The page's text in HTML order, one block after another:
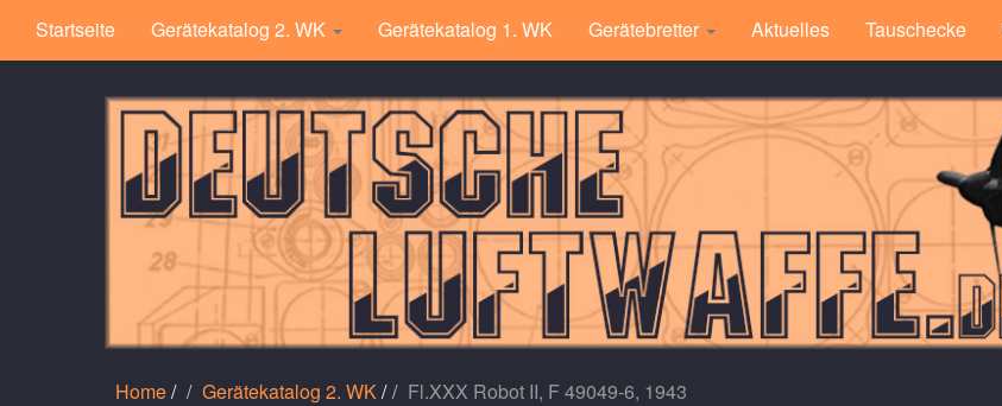
Startseite Gerätekatalog 2. WK Gerätekatalog 1. WK Gerätebretter Aktuelles Tauschecke
Home/ Gerätekatalog 2. WK / Fl.XXX Robot II, F 49049-6, 1943